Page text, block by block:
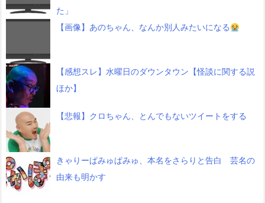
た」
【画像】あのちゃん、なんか別人みたいになる
【感想スレ】水曜日のダウンタウン【怪談に関する説
ほか】
【悲報】クロちゃん、とんでもないツイートをする
きゃりーぱみゅぱみゅ、本名をさらりと告白 芸名の
由来も明かす